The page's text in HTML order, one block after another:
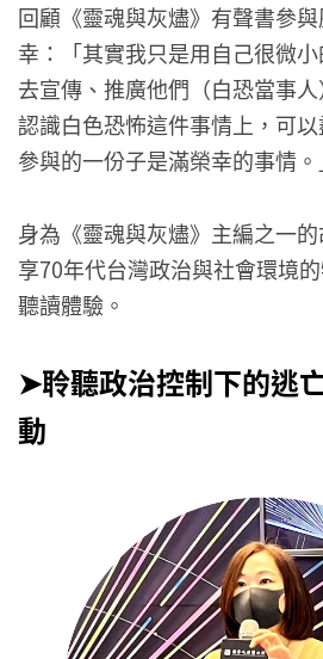
回顧《靈魂與灰燼》有聲書參
幸：「其實我只是用自己很微
去宣傳、推廣他們（白恐當事
認識白色恐怖這件事情上，可
參與的一份子是滿榮幸的事情。
身為《靈魂與灰燼》主編之一
享70年代台灣政治與社會環境
聽讀體驗。
➤聆聽政治控制下的逃
動